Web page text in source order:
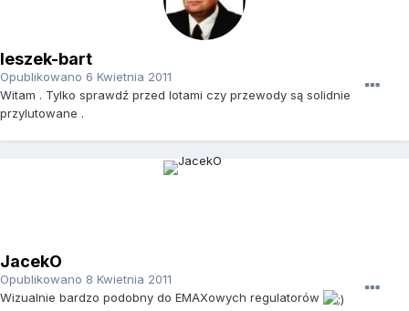
leszek-bart
Opublikowano 6 Kwietnia 2011
Witam . Tylko sprawdź przed lotami czy przewody są solidnie
przylutowane .
JacekO
Opublikowano 8 Kwietnia 2011
Wizualnie bardzo podobny do EMAXowych regulatorów